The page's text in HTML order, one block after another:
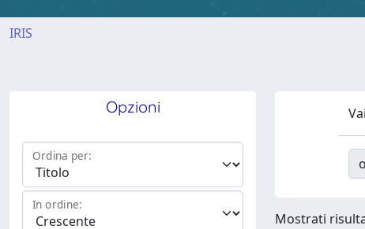
IRIS
Opzioni
Ordina per:
In ordine:
Mostrati